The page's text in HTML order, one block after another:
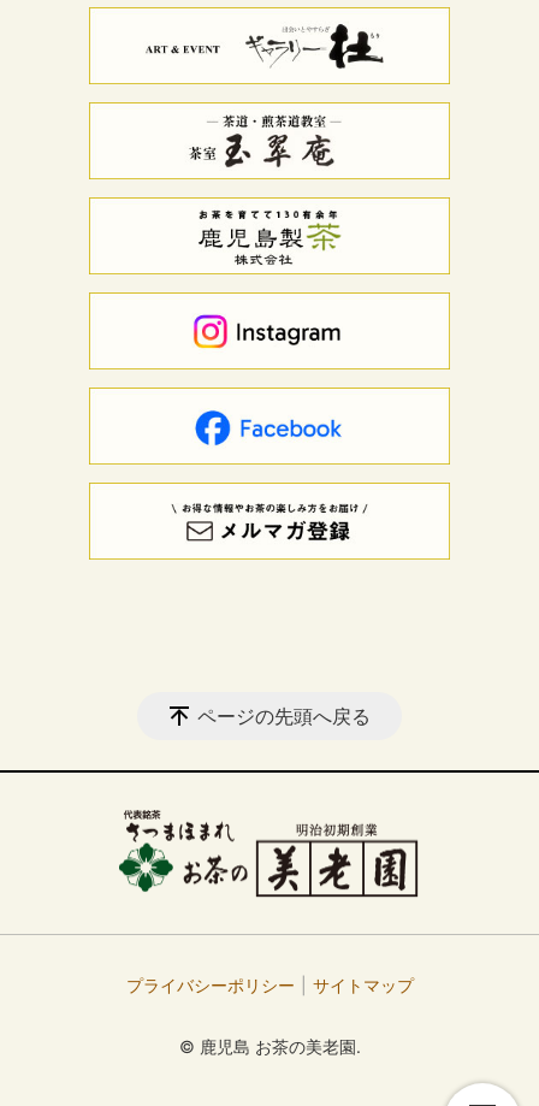
ページの先頭へ戻る
プライバシーポリシー サイトマップ
© 鹿児島 お茶の美老園.